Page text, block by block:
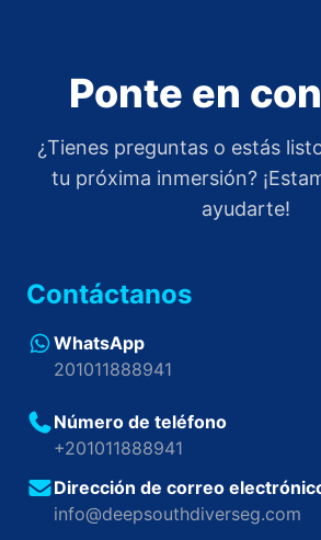
Ponte en
¿Tienes preguntas o estás
tu próxima inmersión?
ayudarte!
Contáctanos
WhatsApp
201011888941
Número de teléfono
+201011888941
Dirección de correo
info@deepsouthdiverseg.com